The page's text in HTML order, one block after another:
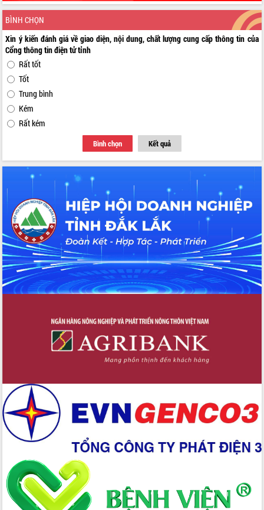
BÌNH CHỌN
Xin ý kiến đánh giá về giao diện, nội dung, chất lượng cung cấp thông tin của
Cổng thông tin điện tử tỉnh
Rất tốt
Tốt
Trung bình
Kém
Rất kém
Bình chọn Kết quả